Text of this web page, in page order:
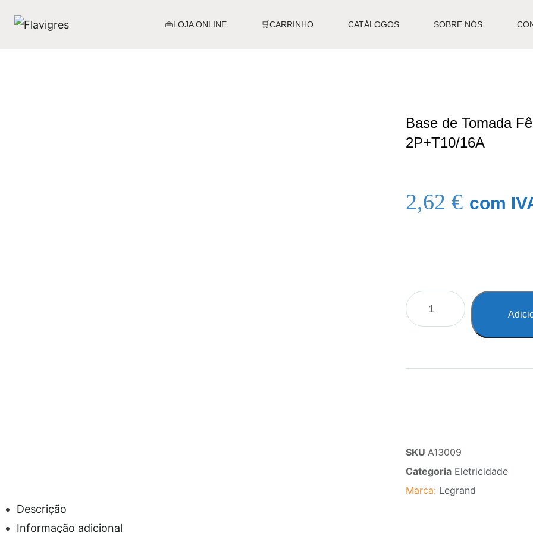
👜LOJA ONLINE 🛒CARRINHO CATÁLOGOS SOBRE NÓS
Base de Tomada
2P+T10/16A
2,62 € com
SKU A13009
Categoria Eletricidade
Marca: Legrand
Descrição
Informação adicional